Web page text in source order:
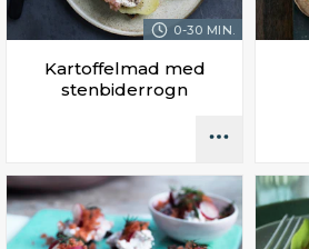
0-30 MIN.
Kartoffelmad med
stenbiderrogn